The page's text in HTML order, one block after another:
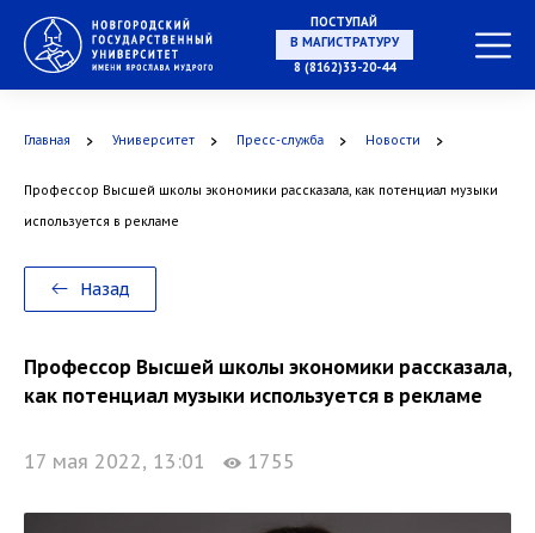
ПОСТУПАЙ
В МАГИСТРАТУРУ
8 (8162)33-20-44
Главная Университет Пресс-служба Новости
Профессор Высшей школы экономики рассказала, как потенциал музыки
используется в рекламе
Назад
Профессор Высшей школы экономики рассказала,
как потенциал музыки используется в рекламе
17 мая 2022, 13:01 1755